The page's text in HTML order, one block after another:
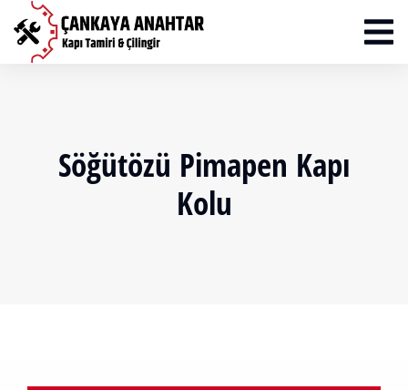
Söğütözü Pimapen Kapı
Kolu